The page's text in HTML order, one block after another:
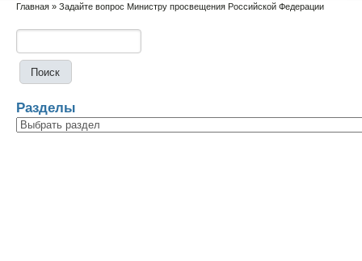
Вы здесь
Главная » Задайте вопрос Министру просвещения Российской Федерации
Разделы